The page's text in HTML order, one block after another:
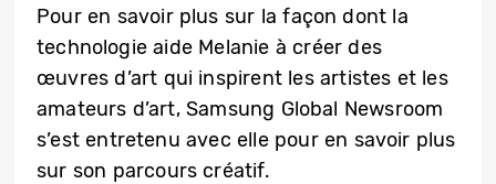
Pour en savoir plus sur la façon dont la
technologie aide Melanie à créer des
œuvres d’art qui inspirent les artistes et les
amateurs d’art, Samsung Global Newsroom
s’est entretenu avec elle pour en savoir plus
sur son parcours créatif.